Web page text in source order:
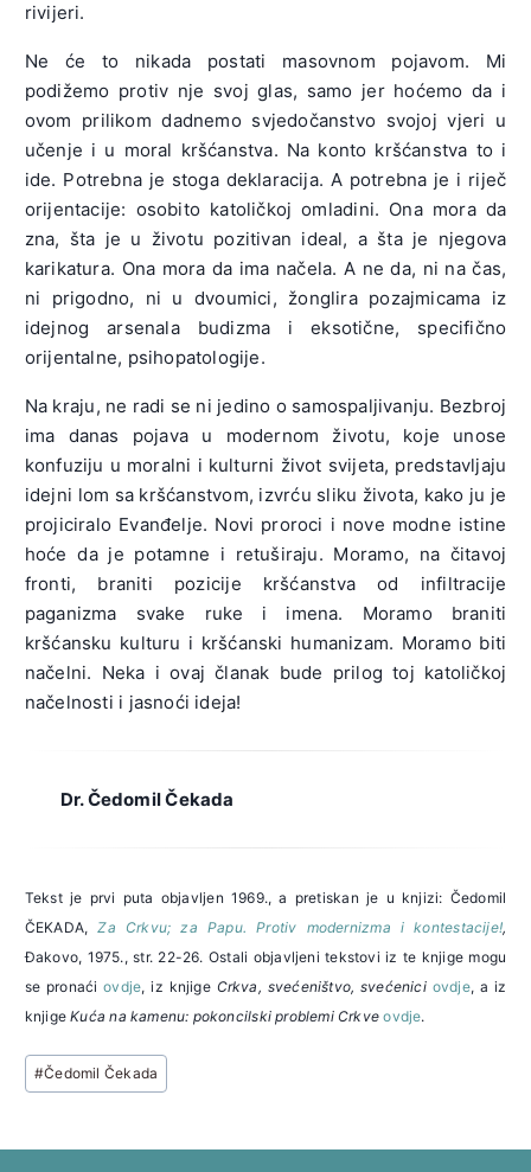
rivijeri.
Ne će to nikada postati masovnom pojavom. Mi
podižemo protiv nje svoj glas, samo jer hoćemo da i
ovom prilikom dadnemo svjedočanstvo svojoj vjeri u
učenje i u moral kršćanstva. Na konto kršćanstva to i
ide. Potrebna je stoga deklaracija. A potrebna je i riječ
orijentacije: osobito katoličkoj omladini. Ona mora da
zna, šta je u životu pozitivan ideal, a šta je njegova
karikatura. Ona mora da ima načela. A ne da, ni na čas,
ni prigodno, ni u dvoumici, žonglira pozajmicama iz
idejnog arsenala budizma i eksotične, specifično
orijentalne, psihopatologije.
Na kraju, ne radi se ni jedino o samospaljivanju. Bezbroj
ima danas pojava u modernom životu, koje unose
konfuziju u moralni i kulturni život svijeta, predstavljaju
idejni lom sa kršćanstvom, izvrću sliku života, kako ju je
projiciralo Evanđelje. Novi proroci i nove modne istine
hoće da je potamne i retuširaju. Moramo, na čitavoj
fronti, braniti pozicije kršćanstva od infiltracije
paganizma svake ruke i imena. Moramo braniti
kršćansku kulturu i kršćanski humanizam. Moramo biti
načelni. Neka i ovaj članak bude prilog toj katoličkoj
načelnosti i jasnoći ideja!
Dr. Čedomil Čekada
Tekst je prvi puta objavljen 1969., a pretiskan je u knjizi: Čedomil
ČEKADA,Za Crkvu; za Papu. Protiv modernizma i kontestacije!,
Đakovo, 1975., str. 22-26. Ostali objavljeni tekstovi iz te knjige mogu
se pronaćiovdje, iz knjige Crkva, svećeništvo, svećenici ovdje, a iz
knjigeKuća na kamenu: pokoncilski problemi Crkveovdje.
Post
Tags:
#Čedomil Čekada